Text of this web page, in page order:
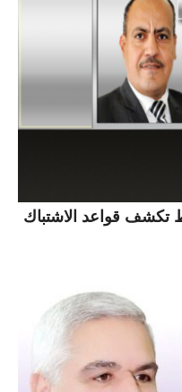
قواعد الاشتباك